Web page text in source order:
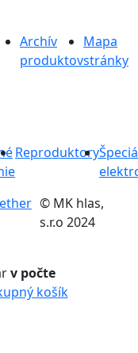
Archív
produktov
Mapa
stránky
Reproduktory
© MK hlas,
s.r.o 2024
v počte
košík